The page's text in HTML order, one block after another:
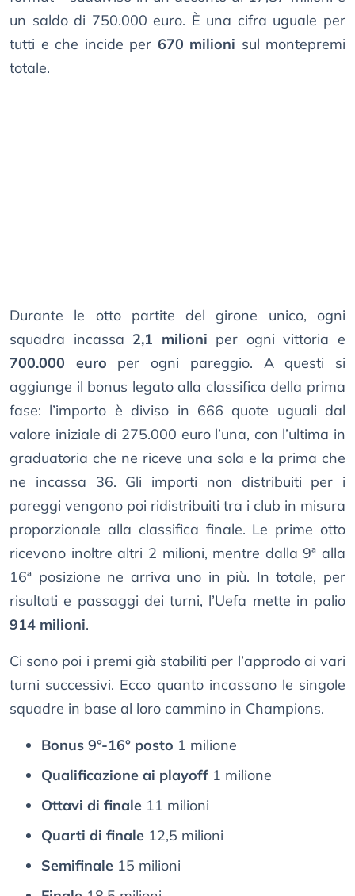
un saldo di 750.000 euro. È una cifra uguale per
tutti e che incide per 670 milioni sul montepremi
totale.
Durante le otto partite del girone unico, ogni
squadra incassa 2,1 milioni per ogni vittoria e
700.000 euro per ogni pareggio. A questi si
aggiunge il bonus legato alla classifica della prima
fase: l’importo è diviso in 666 quote uguali dal
valore iniziale di 275.000 euro l’una, con l’ultima in
graduatoria che ne riceve una sola e la prima che
ne incassa 36. Gli importi non distribuiti per i
pareggi vengono poi ridistribuiti tra i club in misura
proporzionale alla classifica finale. Le prime otto
ricevono inoltre altri 2 milioni, mentre dalla 9ª alla
16ª posizione ne arriva uno in più. In totale, per
risultati e passaggi dei turni, l’Uefa mette in palio
914 milioni.
Ci sono poi i premi già stabiliti per l’approdo ai vari
turni successivi. Ecco quanto incassano le singole
squadre in base al loro cammino in Champions.
Bonus 9°-16° posto 1 milione
Qualificazione ai playoff 1 milione
Ottavi di finale 11 milioni
Quarti di finale 12,5 milioni
Semifinale 15 milioni